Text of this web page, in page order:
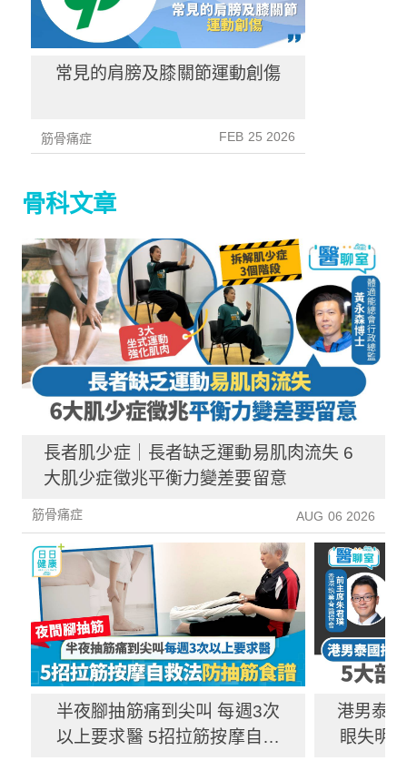
常見的肩膀及膝關節運動創傷
筋骨痛症 FEB 25 2026
骨科文章
長者肌少症｜長者缺乏運動易肌肉流失 6
大肌少症徵兆平衡力變差要留意
筋骨痛症 AUG 06 2026
半夜腳抽筋痛到尖叫 每週3次
以上要求醫 5招拉筋按摩自救
港男泰
眼失明